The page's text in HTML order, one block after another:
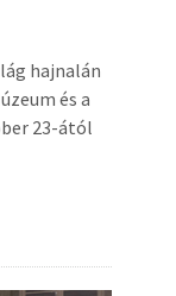
hajnalán
és a
23-ától